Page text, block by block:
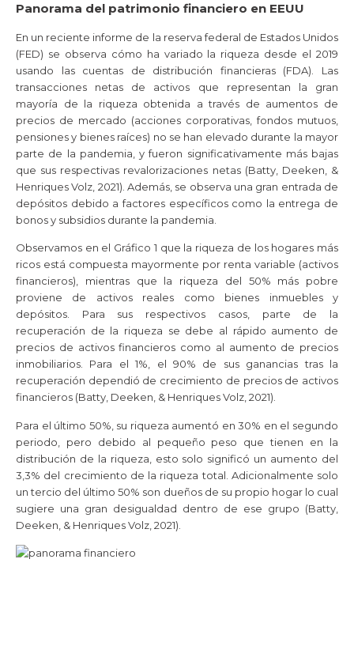
Panorama del patrimonio financiero en EEUU
En un reciente informe de la reserva federal de Estados Unidos
(FED) se observa cómo ha variado la riqueza desde el 2019
usando las cuentas de distribución financieras (FDA). Las
transacciones netas de activos que representan la gran
mayoría de la riqueza obtenida a través de aumentos de
precios de mercado (acciones corporativas, fondos mutuos,
pensiones y bienes raíces) no se han elevado durante la mayor
parte de la pandemia, y fueron significativamente más bajas
que sus respectivas revalorizaciones netas (Batty, Deeken, &
Henriques Volz, 2021). Además, se observa una gran entrada de
depósitos debido a factores específicos como la entrega de
bonos y subsidios durante la pandemia.
Observamos en el Gráfico 1 que la riqueza de los hogares más
ricos está compuesta mayormente por renta variable (activos
financieros), mientras que la riqueza del 50% más pobre
proviene de activos reales como bienes inmuebles y
depósitos. Para sus respectivos casos, parte de la
recuperación de la riqueza se debe al rápido aumento de
precios de activos financieros como al aumento de precios
inmobiliarios. Para el 1%, el 90% de sus ganancias tras la
recuperación dependió de crecimiento de precios de activos
financieros (Batty, Deeken, & Henriques Volz, 2021).
Para el último 50%, su riqueza aumentó en 30% en el segundo
periodo, pero debido al pequeño peso que tienen en la
distribución de la riqueza, esto solo significó un aumento del
3,3% del crecimiento de la riqueza total. Adicionalmente solo
un tercio del último 50% son dueños de su propio hogar lo cual
sugiere una gran desigualdad dentro de ese grupo (Batty,
Deeken, & Henriques Volz, 2021).